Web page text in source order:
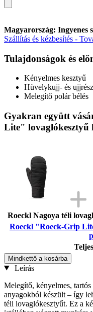
Magyarország: Ingyenes
Szállítás és kézbesítés -
Tulajdonságok és
Kényelmes kesztyű
Hüvelykujj- és
Melegítő polár bélés
Gyakran együtt
Lite" lovaglókesztyű
Roeckl Nagoya téli
Roeckl "Roeck-Grip
Mindkettő a kosárba
Leírás
Melegítő, kényelmes,
anyagokból készült – így
téli lovaglókesztyűt. Ez a